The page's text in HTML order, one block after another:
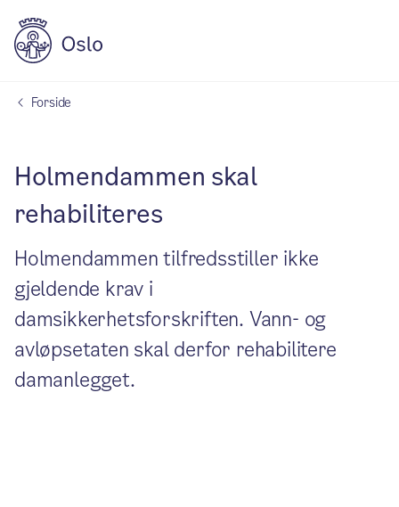
Forside
Holmendammen skal
rehabiliteres
Holmendammen tilfredsstiller ikke
gjeldende krav i
damsikkerhetsforskriften. Vann- og
avløpsetaten skal derfor rehabilitere
damanlegget.